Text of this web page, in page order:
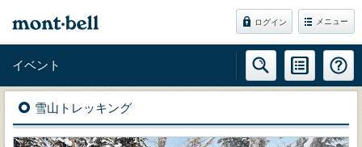
ログイン メニュー
イベント
雪山トレッキング